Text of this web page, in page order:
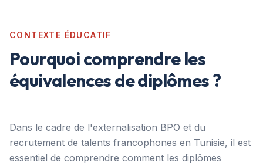
CONTEXTE ÉDUCATIF
Pourquoi comprendre les
équivalences de diplômes ?
Dans le cadre de l'externalisation BPO et du
recrutement de talents francophones en Tunisie, il est
essentiel de comprendre comment les diplômes